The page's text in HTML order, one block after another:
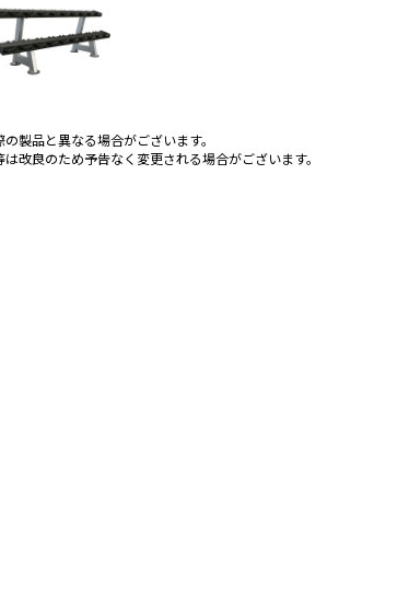
製品と異なる場合がございます。
改良のため予告なく変更される場合がございます。